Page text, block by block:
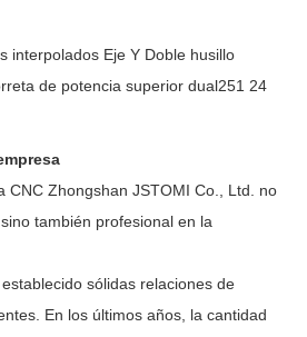
CNC Zhongshan JSTOMI Co., Ltd. no
también profesional en la
sólidas relaciones de
En los últimos años, la cantidad